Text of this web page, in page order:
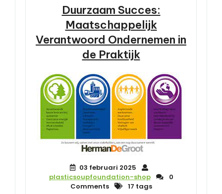
Duurzaam Succes:
Maatschappelijk
Verantwoord Ondernemen in
de Praktijk
03 februari 2025
plasticsoupfoundation-shop
0
Comments
17 tags